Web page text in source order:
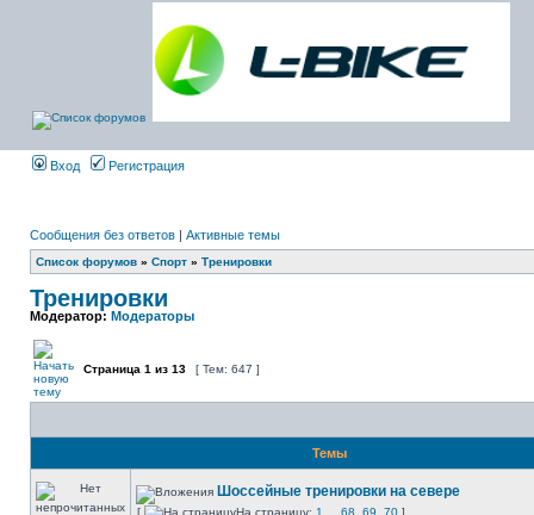
Вход Регистрация
Сообщения без ответов | Активные темы
Список форумов » Спорт » Тренировки
Тренировки
Модератор: Модераторы
Страница 1 из 13 [ Тем: 647 ]
Темы
Шоссейные тренировки на севере
[ На страницу: 1 68 69 70 ]